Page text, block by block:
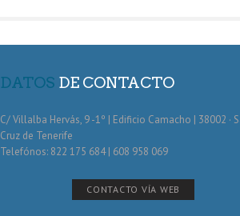
DATOS DE CONTACTO
C/ Villalba Hervás, 9 -1º | Edificio Camacho | 38002 ·
Cruz de Tenerife
Telefónos: 822 175 684 | 608 958 069
CONTACTO VÍA WEB